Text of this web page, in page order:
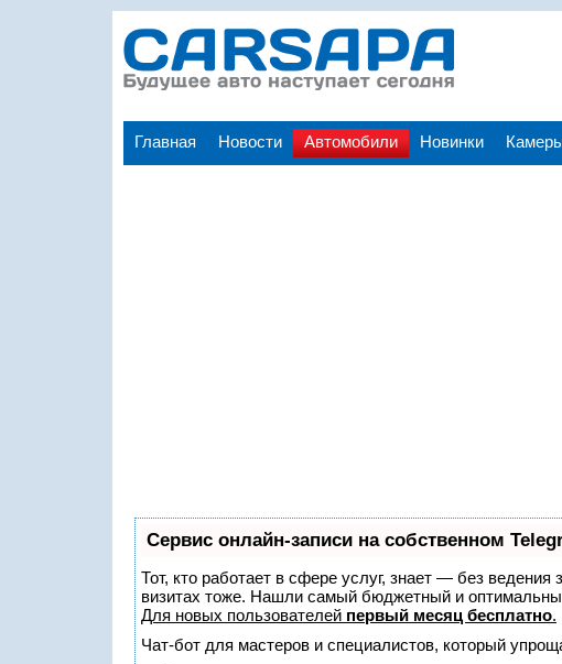
Главная Новости Автомобили Новинки
Сервис онлайн-записи на собственном
Тот, кто работает в сфере услуг, знает — без
визитах тоже. Нашли самый бюджетный и
Для новых пользователей первый месяц бесплатно.
Чат-бот для мастеров и специалистов, который